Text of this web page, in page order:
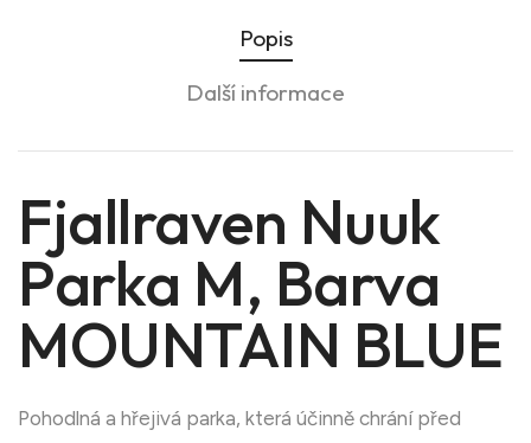
Popis
Další informace
Fjallraven Nuuk
Parka M, Barva
MOUNTAIN BLUE
Pohodlná a hřejivá parka, která účinně chrání před